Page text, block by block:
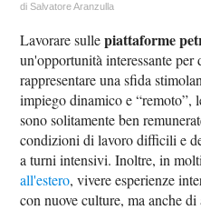
diSalvatore Aranzulla
Lavorare sullepiattaforme
un'opportunità interessante
rappresentare una sfida
impiego dinamico e “remoto”,
sono solitamente ben
condizioni di lavoro difficili e
a turni intensivi. Inoltre, in
all'estero, vivere esperienze
con nuove culture, ma anche